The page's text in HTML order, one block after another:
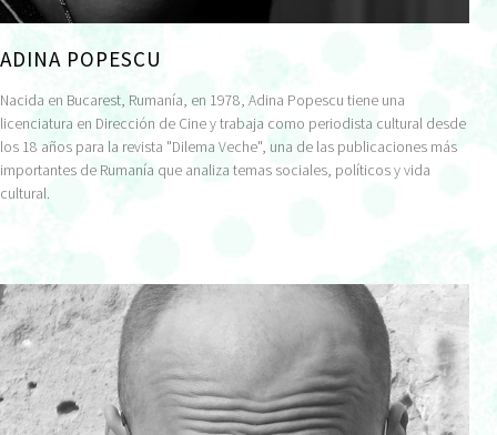
ADINA POPESCU
Nacida en Bucarest, Rumanía, en 1978, Adina Popescu tiene una
licenciatura en Dirección de Cine y trabaja como periodista cultural desde
los 18 años para la revista "Dilema Veche", una de las publicaciones más
importantes de Rumanía que analiza temas sociales, políticos y vida
cultural.